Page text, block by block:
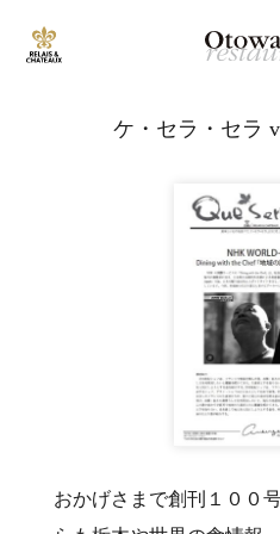
ケ・セラ・セラ
おかげさまで創刊１００